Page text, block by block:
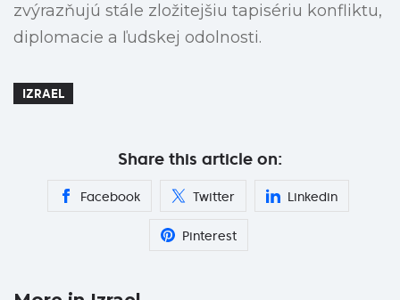
zvýrazňujú stále zložitejšiu tapisériu konfliktu,
diplomacie a ľudskej odolnosti.
IZRAEL
Share this article on:
Facebook Twitter Linkedin
Pinterest